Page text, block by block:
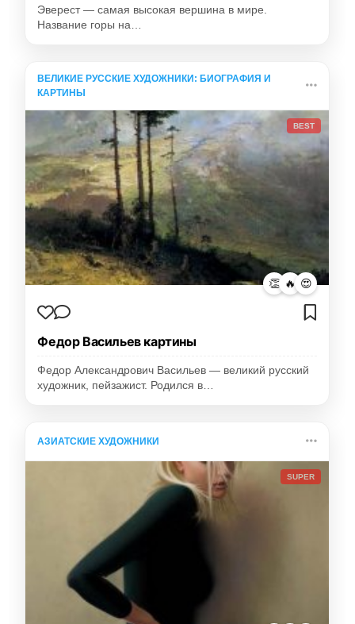
Эверест — самая высокая вершина в мире.
Название горы на…
ВЕЛИКИЕ РУССКИЕ ХУДОЖНИКИ: БИОГРАФИЯ И
КАРТИНЫ
BEST
👏 🔥 😍
Федор Васильев картины
Федор Александрович Васильев — великий русский
художник, пейзажист. Родился в…
АЗИАТСКИЕ ХУДОЖНИКИ
SUPER